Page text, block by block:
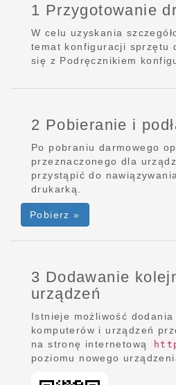
1 Przygotowanie
W celu uzyskania
temat konfiguracji sprzętu
się z Podręcznikiem
2 Pobieranie i
Po pobraniu darmowego
przeznaczonego dla
przystąpić do
drukarką.
Pobierz »
3 Dodawanie
urządzeń
Istnieje możliwość dodania
komputerów i urządzeń
na stronę internetową
poziomu nowego